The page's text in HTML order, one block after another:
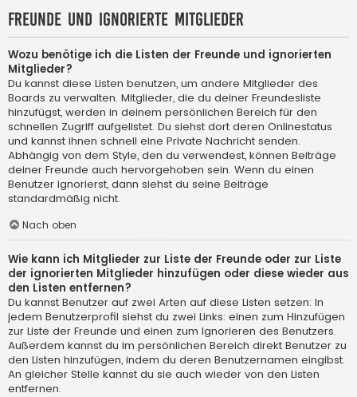
Freunde und ignorierte Mitglieder
Wozu benötige ich die Listen der Freunde und ignorierten
Mitglieder?
Du kannst diese Listen benutzen, um andere Mitglieder des
Boards zu verwalten. Mitglieder, die du deiner Freundesliste
hinzufügst, werden in deinem persönlichen Bereich für den
schnellen Zugriff aufgelistet. Du siehst dort deren Onlinestatus
und kannst ihnen schnell eine Private Nachricht senden.
Abhängig von dem Style, den du verwendest, können Beiträge
deiner Freunde auch hervorgehoben sein. Wenn du einen
Benutzer ignorierst, dann siehst du seine Beiträge
standardmäßig nicht.
Nach oben
Wie kann ich Mitglieder zur Liste der Freunde oder zur Liste
der ignorierten Mitglieder hinzufügen oder diese wieder aus
den Listen entfernen?
Du kannst Benutzer auf zwei Arten auf diese Listen setzen: In
jedem Benutzerprofil siehst du zwei Links: einen zum Hinzufügen
zur Liste der Freunde und einen zum Ignorieren des Benutzers.
Außerdem kannst du im persönlichen Bereich direkt Benutzer zu
den Listen hinzufügen, indem du deren Benutzernamen eingibst.
An gleicher Stelle kannst du sie auch wieder von den Listen
entfernen.